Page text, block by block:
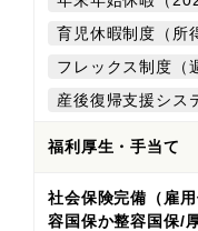
育児休暇制度（所
フレックス制度（
産後復帰支援シス
福利厚生・手当て
社会保険完備（雇
容国保か整容国保/